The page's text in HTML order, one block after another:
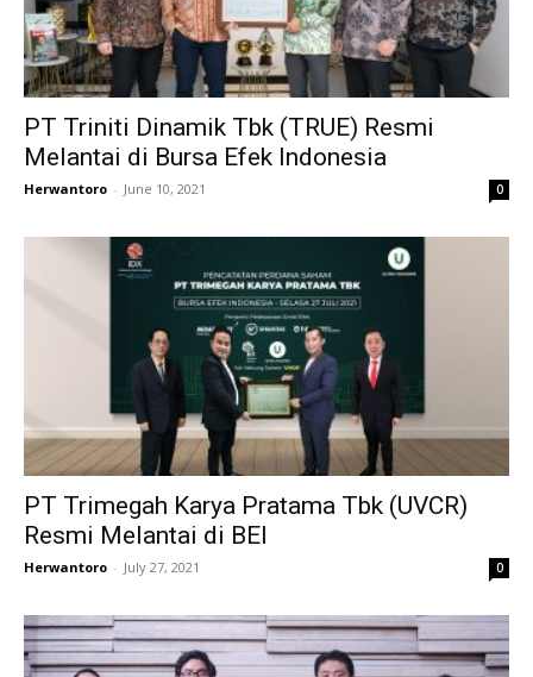
PT Triniti Dinamik Tbk (TRUE) Resmi
Melantai di Bursa Efek Indonesia
Herwantoro - June 10, 2021 0
PT Trimegah Karya Pratama Tbk (UVCR)
Resmi Melantai di BEI
Herwantoro - July 27, 2021 0